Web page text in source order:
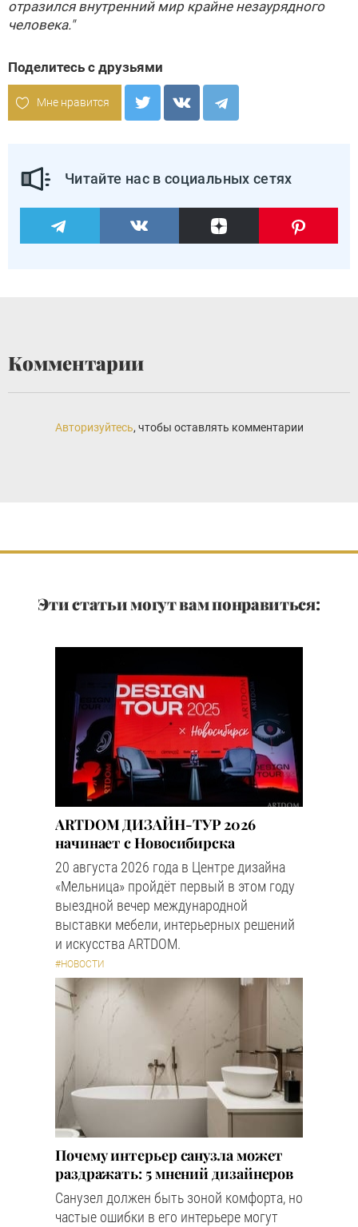
отразился внутренний мир крайне незаурядного
человека."
Поделитесь с друзьями
Мне нравится
Читайте нас в социальных сетях
Комментарии
Авторизуйтесь, чтобы оставлять комментарии
Эти статьи могут вам понравиться:
ARTDOM ДИЗАЙН-ТУР 2026
начинает с Новосибирска
20 августа 2026 года в Центре дизайна
«Мельница» пройдёт первый в этом году
выездной вечер международной
выставки мебели, интерьерных решений
и искусства ARTDOM.
#НОВОСТИ
Почему интерьер санузла может
раздражать: 5 мнений дизайнеров
Санузел должен быть зоной комфорта, но
частые ошибки в его интерьере могут